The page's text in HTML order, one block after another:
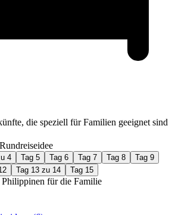
die speziell für Familien geeignet sind
4 Tag 5 Tag 6 Tag 7 Tag 8
Tag 9
Tag 13 zu 14 Tag 15
für die Familie